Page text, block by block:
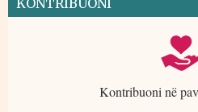
KONTRIBUONI
Kontribuoni në